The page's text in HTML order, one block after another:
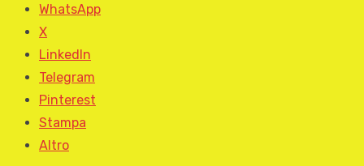
WhatsApp
X
LinkedIn
Telegram
Pinterest
Stampa
Altro